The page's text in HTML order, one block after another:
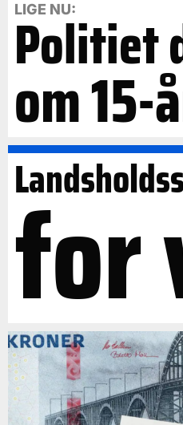
LIGE NU:
Politiet
om
for